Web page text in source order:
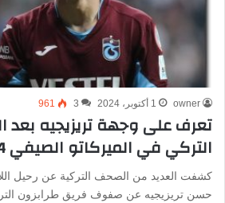
owner 1 أكتوبر، 2024 3
961
تعرف على وجهة تريزيجيه بعد
التركي في الميركاتو الصيفي 2024
كشفت العديد من الصحف التركية عن رحيل
حسن تريزيجيه عن صفوف فريق طرابزون